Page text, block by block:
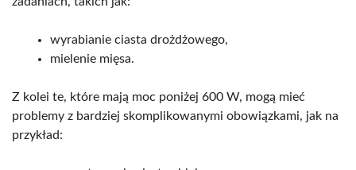
wyrabianie ciasta drożdżowego,
mielenie mięsa.
Z kolei te, które mają moc poniżej 600 W, mogą mieć
problemy z bardziej skomplikowanymi obowiązkami, jak na
przykład: